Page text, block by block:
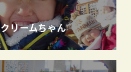
リームちゃん